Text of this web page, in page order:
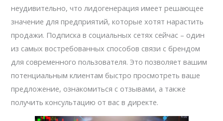
неудивительно, что лидогенерация имеет решающее
значение для предприятий, которые хотят нарастить
продажи. Подписка в социальных сетях сейчас – один
из самых востребованных способов связи с брендом
для современного пользователя. Это позволяет вашим
потенциальным клиентам быстро просмотреть ваше
предложение, ознакомиться с отзывами, а также
получить консультацию от вас в директе.